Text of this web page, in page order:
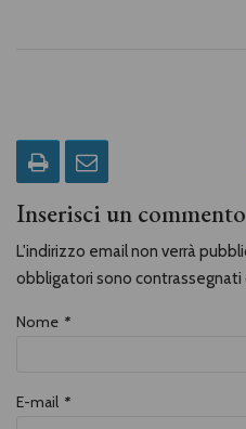
Inserisci un commento
L'indirizzo email non verrà
obbligatori sono contrassegnati
Nome *
E-mail *